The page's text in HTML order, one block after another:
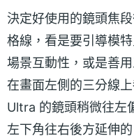
決定好使用的鏡頭焦
格線，看是要引導模
場景互動性，或是善
在畫面左側的三分線
Ultra 的鏡頭稍微往左
左下角往右後方延伸